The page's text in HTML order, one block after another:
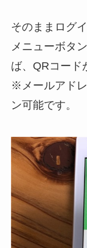
そのままログ
メニューボタ
ば、QRコード
※メールアド
ン可能です。